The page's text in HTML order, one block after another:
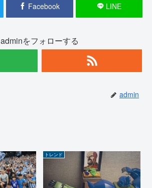
Facebook LINE
adminをフォローする
admin
トレンド